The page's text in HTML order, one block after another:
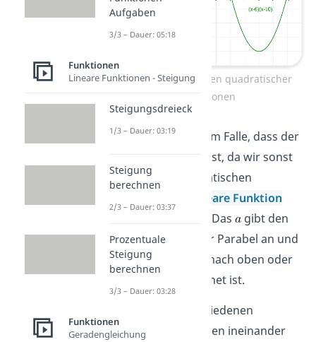
Darstellungsformen quadratischer
Funktionen
Wichtig ist in jedem Falle, dass der
ist, da wir sonst
statt einer quadratischen
lineare Funktion
erhalten würden. Das
gibt den
Öffnungsgrad der Parabel an und
bestimmt, ob sie nach oben oder
nach unten geöffnet ist.
Wie du die verschiedenen
Darstellungsformen ineinander
Aufgaben
3/3 – Dauer: 05:18
Funktionen
Lineare Funktionen - Steigung
Steigungsdreieck
1/3 – Dauer: 03:19
Steigung
berechnen
2/3 – Dauer: 03:37
Prozentuale
Steigung
berechnen
3/3 – Dauer: 03:28
Funktionen
Geradengleichung